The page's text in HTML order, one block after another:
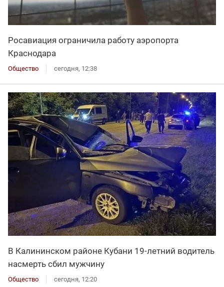
Росавиация ограничила работу аэропорта
Краснодара
Общество сегодня, 12:38
В Калининском районе Кубани 19-летний водитель
насмерть сбил мужчину
Общество сегодня, 12:20